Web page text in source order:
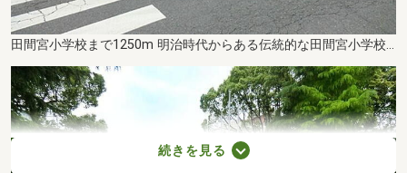
田間宮小学校まで1250m 明治時代からある伝統的な田間宮小学校。夢に向かって心豊かに伸びゆく子を学校の教育目標に取り組んでいます。
続きを見る